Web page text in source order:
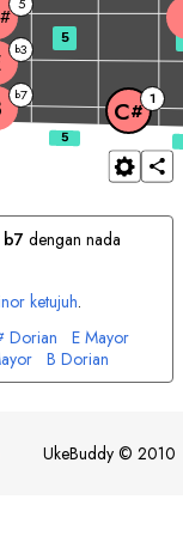
b7
C# 1
b3
#
5
b7 dengan nada
ketujuh.
Dorian E Mayor
B Dorian
UkeBuddy © 2010